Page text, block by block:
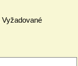
Vyžadované